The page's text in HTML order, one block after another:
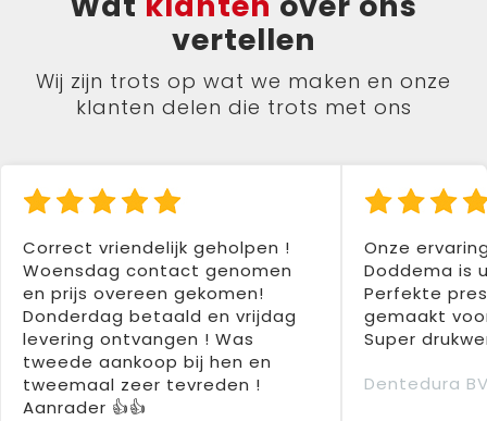
vertellen
Wij zijn trots op wat we maken en onze
klanten delen die trots met ons
Correct vriendelijk geholpen !
Woensdag contact genomen
en prijs overeen gekomen!
Donderdag betaald en vrijdag
levering ontvangen ! Was
tweede aankoop bij hen en
tweemaal zeer tevreden !
Aanrader 👍👍
Onze
Doddema is
Perfekte
gemaakt
Super
Dentedura